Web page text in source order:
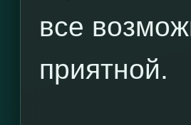
все
приятной.